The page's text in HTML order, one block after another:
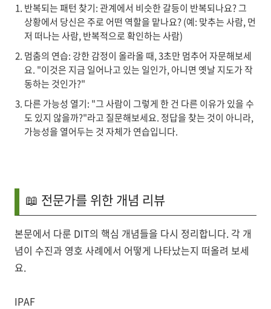
반복되는 패턴 찾기: 관계에서 비슷한 갈등이 반복되나요? 그
상황에서 당신은 주로 어떤 역할을 맡나요? (예: 맞추는 사람, 먼
저 떠나는 사람, 반복적으로 확인하는 사람)
멈춤의 연습: 강한 감정이 올라올 때, 3초만 멈추어 자문해보세
요. "이것은 지금 일어나고 있는 일인가, 아니면 옛날 지도가 작
동하는 것인가?"
다른 가능성 열기: "그 사람이 그렇게 한 건 다른 이유가 있을 수
도 있지 않을까?"라고 질문해보세요. 정답을 찾는 것이 아니라,
가능성을 열어두는 것 자체가 연습입니다.
📖 전문가를 위한 개념 리뷰
본문에서 다룬 DIT의 핵심 개념들을 다시 정리합니다. 각 개
념이 수진과 영호 사례에서 어떻게 나타났는지 떠올려 보세
요.
IPAF